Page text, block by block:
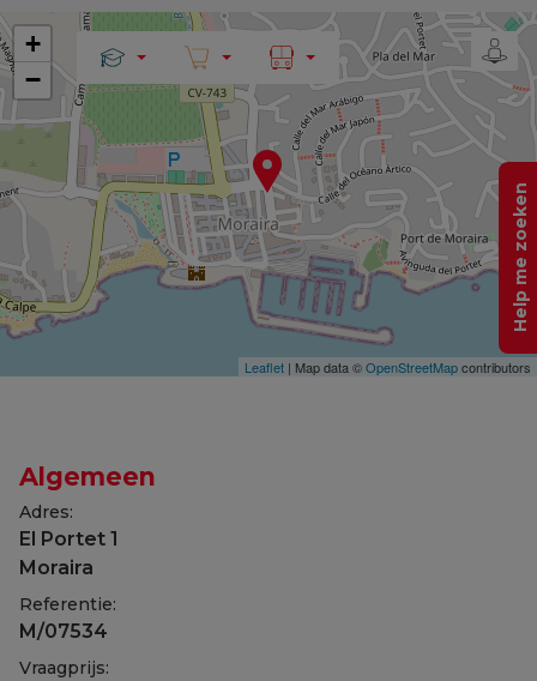
+
−
Leaflet | Map data ©OpenStreetMapcontributors
Algemeen
Adres:
El Portet 1
Moraira
Referentie:
M/07534
Vraagprijs:
Help me zoeken